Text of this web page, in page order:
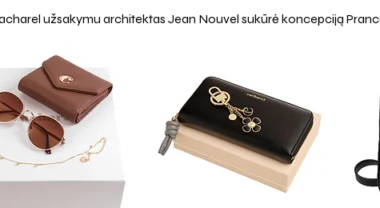
užsakymu architektas Jean Nouvel sukūrė koncepciją